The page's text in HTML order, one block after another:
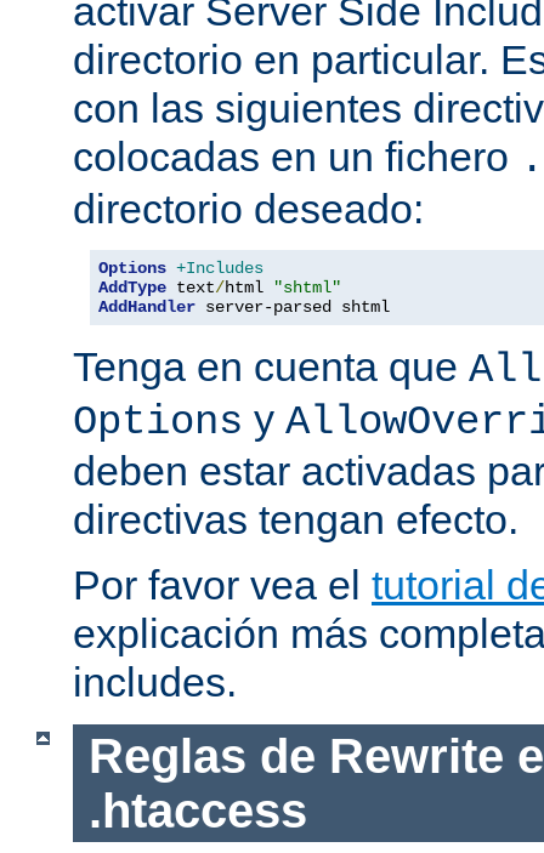
activar Server Side
directorio en particular.
con las siguientes
colocadas en un fichero
directorio deseado:
Options +Includes
AddType text/html
"shtml"
AddHandler server-parsed shtml
Tenga en cuenta que
Options y
deben estar activadas
directivas tengan efecto.
Por favor vea el tutorial
explicación más
includes.
Reglas de Rewrite
.htaccess